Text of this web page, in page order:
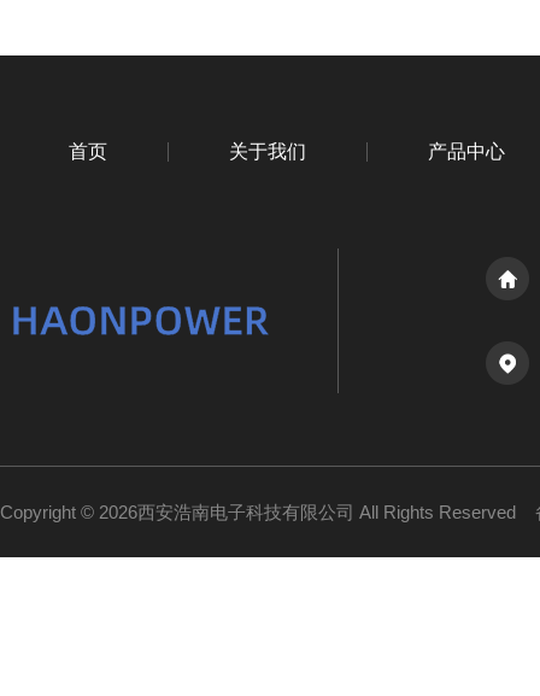
首页 关于我们 产品中心
Copyright © 2026西安浩南电子科技有限公司 All Rights Reserved